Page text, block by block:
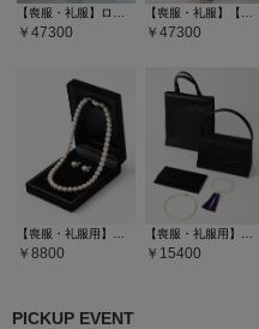
47300 47300
8800 15400
PICKUP EVENT